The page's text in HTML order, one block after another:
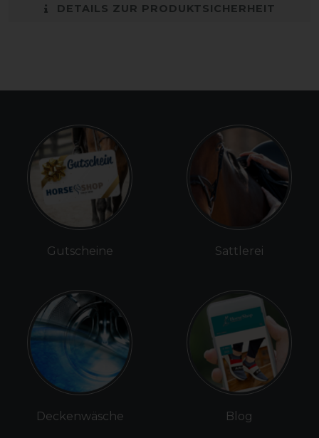
DETAILS ZUR PRODUKTSICHERHEIT
Gutscheine
Deckenwäsche
Sattlerei
Blog